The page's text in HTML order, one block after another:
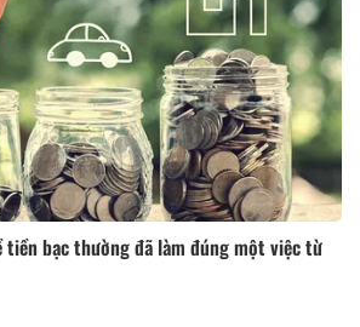
tiền bạc thường đã làm đúng một việc từ